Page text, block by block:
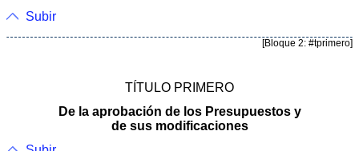
Subir
[Bloque 2: #tprimero]
TÍTULO PRIMERO
De la aprobación de los Presupuestos y
de sus modificaciones